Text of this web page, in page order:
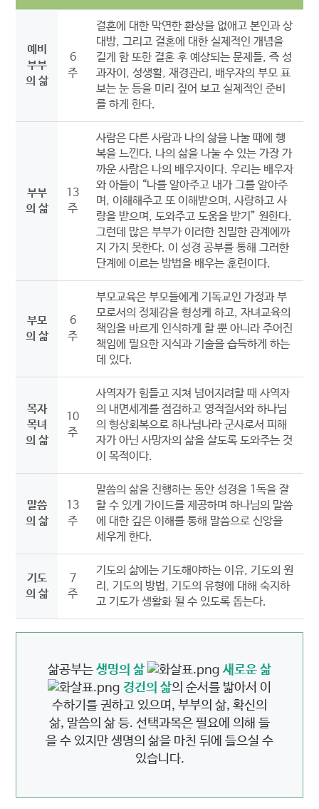
예비
부부
의 삶
6
주
결혼에 대한 막연한 환상을 없애고 본인과 상
대방, 그리고 결혼에 대한 실제적인 개념을
길게 함 또한 결혼 후 예상되는 문제들, 즉 성
과자이, 성생활, 재경관리, 배우자의 부모 표
보는 눈 등을 미리 짚어 보고 실제적인 준비
를 하게 한다.
부부
의 삶
13
주
사람은 다른 사람과 나의 삶을 나눌 때에 행
복을 느낀다. 나의 삶을 나눌 수 있는 가장 가
까운 사람은 나의 배우자이다. 우리는 배우자
와 아들이 “나를 알아주고 내가 그를 알아주
며, 이해해주고 또 이해받으며, 사랑하고 사
랑을 받으며, 도와주고 도움을 받기” 원한다.
그런데 많은 부부가 이러한 친밀한 관계에까
지 가지 못한다. 이 성경 공부를 통해 그러한
단계에 이르는 방법을 배우는 훈련이다.
부모
의 삶
6
주
부모교육은 부모들에게 기독교인 가정과 부
모로서의 정체감을 형성케 하고, 자녀교육의
책임을 바르게 인식하게 할 뿐 아니라 주어진
책임에 필요한 지식과 기술을 습득하게 하는
데 있다.
목자
목녀
의 삶
10
주
사역자가 힘들고 지쳐 넘어지려할 때 사역자
의 내면세계를 점검하고 영적질서와 하나님
의 형상회복으로 하나님나라 군사로서 피해
자가 아닌 사망자의 삶을 살도록 도와주는 것
이 목적이다.
말씀
의 삶
13
주
말씀의 삶을 진행하는 동안 성경을 1독을 잘
할 수 있게 가이드를 제공하며 하나님의 말씀
에 대한 깊은 이해를 통해 말씀으로 신앙을
세우게 한다.
기도
의 삶
7
주
기도의 삶에는 기도해야하는 이유, 기도의 원
리, 기도의 방법, 기도의 유형에 대해 숙지하
고 기도가 생활화 될 수 있도록 돕는다.
삶공부는 생명의 삶
새로운 삶
경건의 삶의 순서를 밟아서 이
수하기를 권하고 있으며, 부부의 삶, 확신의
삶, 말씀의 삶 등. 선택과목은 필요에 의해 들
을 수 있지만 생명의 삶을 마친 뒤에 들으실 수
있습니다.